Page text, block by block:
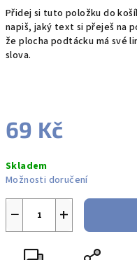
Přidej si tuto položku do
napiš, jaký text si přeješ na
že plocha podtácku má své
slova.
69 Kč
cena:
Skladem
Možnosti doručení
+
−